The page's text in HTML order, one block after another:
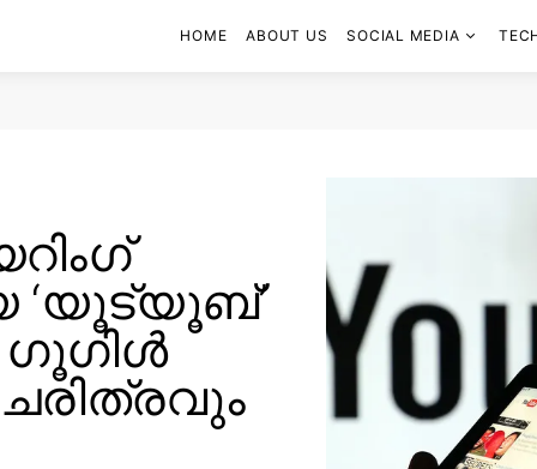
HOME ABOUT US SOCIAL MEDIA
‘യൂട്യൂബ്’
ഗൂഗിൾ